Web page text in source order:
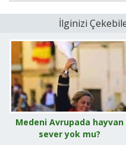
İlginizi
Medeni Avrupada hayvan
sever yok mu?